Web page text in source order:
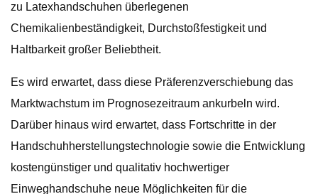
zu Latexhandschuhen überlegenen
Chemikalienbeständigkeit, Durchstoßfestigkeit und
Haltbarkeit großer Beliebtheit.
Es wird erwartet, dass diese Präferenzverschiebung das
Marktwachstum im Prognosezeitraum ankurbeln wird.
Darüber hinaus wird erwartet, dass Fortschritte in der
Handschuhherstellungstechnologie sowie die Entwicklung
kostengünstiger und qualitativ hochwertiger
Einweghandschuhe neue Möglichkeiten für die